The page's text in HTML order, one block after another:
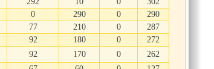
0 290 0
290
77 210 0
287
92 180 0
272
92 170 0
262